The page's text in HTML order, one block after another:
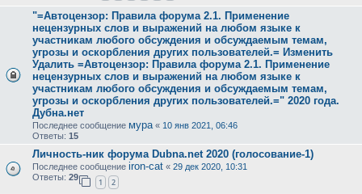
"=Автоцензор: Правила форума 2.1. Применение
нецензурных слов и выражений на любом языке к
участникам любого обсуждения и обсуждаемым темам,
угрозы и оскорбления других пользователей.= Изменить
Удалить =Автоцензор: Правила форума 2.1. Применение
нецензурных слов и выражений на любом языке к
участникам любого обсуждения и обсуждаемым темам,
угрозы и оскорбления других пользователей.=" 2020 года.
Дубна.нет
Последнее сообщение мура « 10 янв 2021, 06:46
Ответы: 15
Личность-ник форума Dubna.net 2020 (голосование-1)
Последнее сообщение iron-cat « 29 дек 2020, 10:31
Ответы: 29
1 2